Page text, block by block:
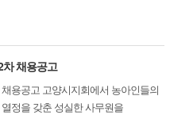
채용공고
용공고 고양시지회에서 농아인들의
정을 갖춘 성실한 사무원을